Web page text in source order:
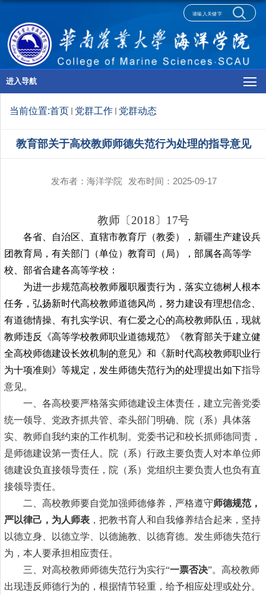
进入导航
当前位置:首页 党群工作 党群动态
教育部关于高校教师师德失范行为处理的指导意见
发布者：海洋学院 发布时间：2025-09-17
教师〔2018〕17号
各省、 自治区、 直辖市教育厅（教委）， 新疆生产建设兵
团教育局 ，有关部门（单位）教育司（局），部属各高等学
校、部省合建各高等学校：
为进一步规范高校教师履职履责行为，落实立德树人根本
任务，弘扬新时代高校教师道德风尚 ，努力建设有理想信念、
有道德情操、有扎实学识、有仁爱之心的高校教师队伍，现就
教师违反《高等学校教师职业道德规范》《教育部关于建立健
全高校师德建设长效机制的意见》和《新时代高校教师职业行
为十项准则 》等规定，发生师德失范行为的处理提出如下指导
意见。
一、各高校要严格落实师德建设主体责任，建立完善党委
统一领导、党政齐抓共管、牵头部门明确、院（系）具体落
实、教师自我约束的工作机制。党委书记和校长抓师德同责，
是师德建设第一责任人。院（系）行政主要负责人对本单位师
德建设负直接领导责任，院（系）党组织主要负责人也负有直
接领导责任。
二、高校教师要自觉加强师德修养，严格遵守师德规范，
严以律己，为人师表 ，把教书育人和自我修养结合起来，坚持
以德立身、以德立学、以德施教、以德育德。发生师德失范行
为，本人要承担相应责任。
三、对高校教师师德失范行为实行“一票否决”。高校教师
出现违反师德行为的，根据情节轻重，给予相应处理或处分。